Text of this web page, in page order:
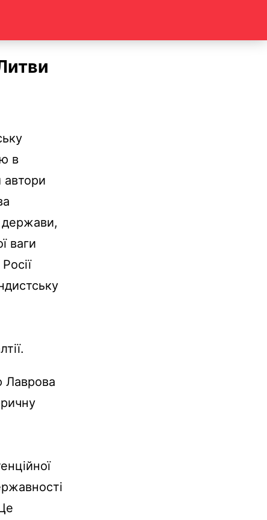
в
автори
держави,
ваги
Лаврова